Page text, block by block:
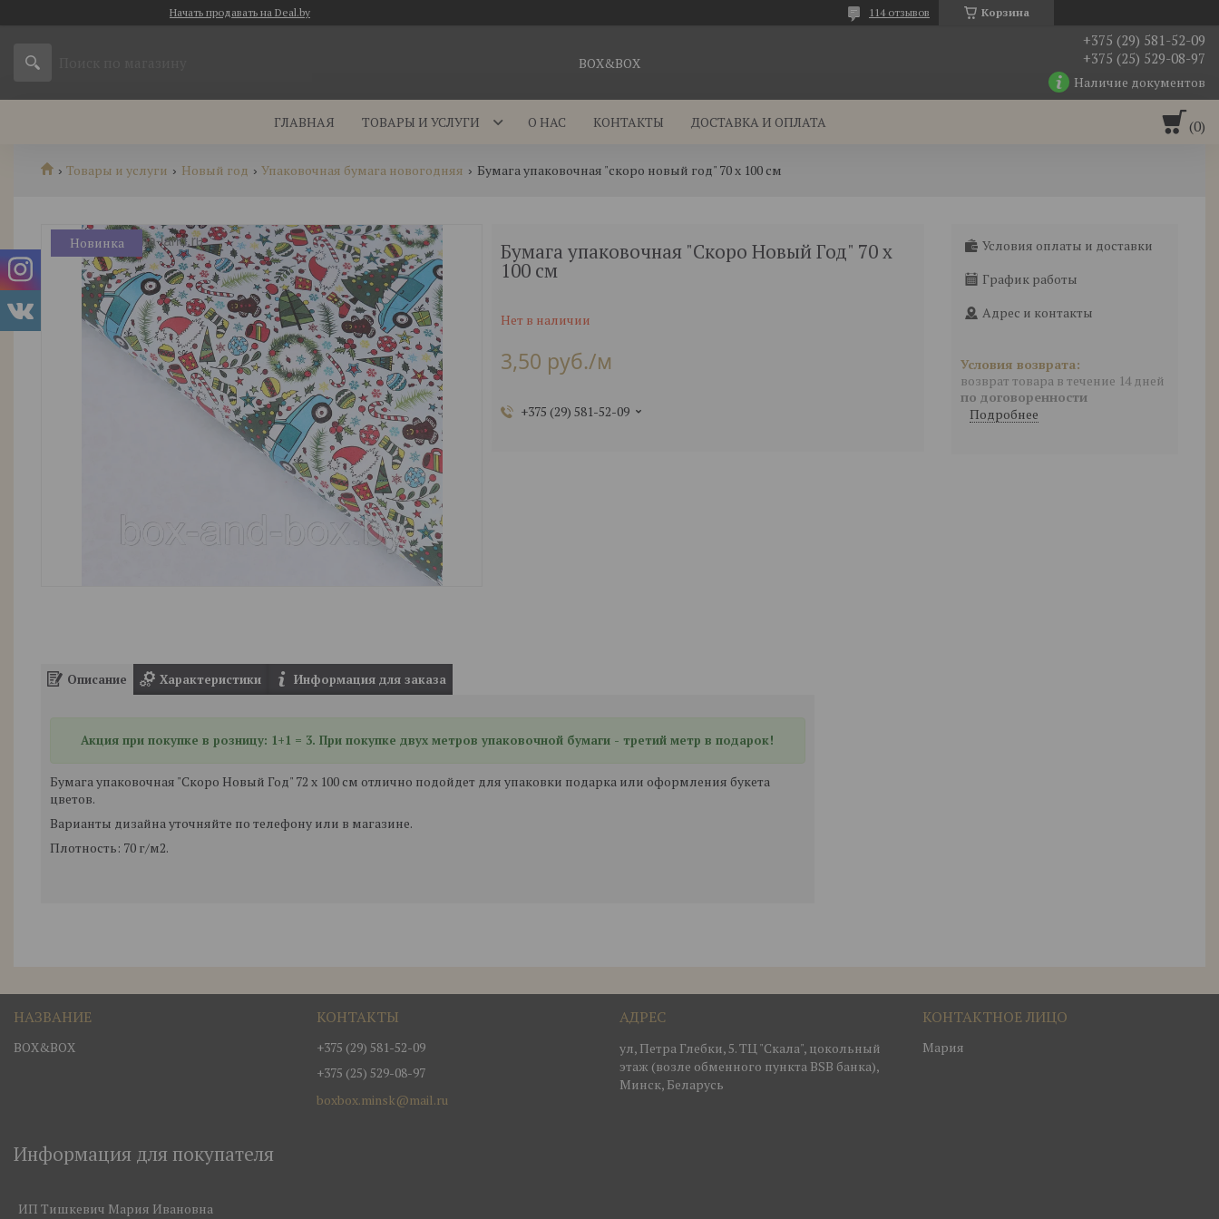
Начать продавать на Deal.by Корзина
114 отзывов
BOX&BOX
+375 (29) 581-52-09
+375 (25) 529-08-97
Наличие документов
ГЛАВНАЯ ТОВАРЫ И УСЛУГИ О НАС КОНТАКТЫ ДОСТАВКА И ОПЛАТА
Товары и услуги Новый год Упаковочная бумага новогодняя Бумага упаковочная "скоро новый год" 70 х 100 см
Новинка Бумага упаковочная "Скоро Новый Год" 70 х
100 см
Нет в наличии
3,50 руб./м
+375 (29) 581-52-09
Условия оплаты и доставки
График работы
Адрес и контакты
возврат товара в течение 14 дней
по договоренности
Подробнее
Описание Характеристики Информация для заказа
Акция при покупке в розницу: 1+1 = 3. При покупке двух метров упаковочной бумаги - третий метр в подарок!
Бумага упаковочная "Скоро Новый Год" 72 х 100 см отлично подойдет для упаковки подарка или оформления букета
цветов.
Варианты дизайна уточняйте по телефону или в магазине.
Плотность: 70 г/м2.
BOX&BOX
+375 (29) 581-52-09
+375 (25) 529-08-97
boxbox.minsk@mail.ru
ул, Петра Глебки, 5. ТЦ "Скала", цокольный
этаж (возле обменного пункта BSB банка),
Минск, Беларусь
Мария
Информация для покупателя
ИП Тишкевич Мария Ивановна